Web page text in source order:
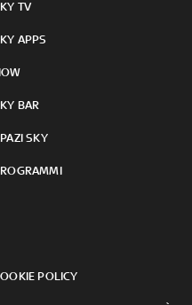
TV
APPS
BAR
SKY
POLICY